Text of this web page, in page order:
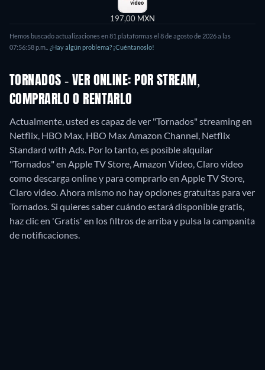
197,00 MXN
Hemos buscado actualizaciones en81 plataformas el 8 de agosto de 2026a las
07:56:58 p.m.
¿Hay algún problema? ¡Cuéntanoslo!
TORNADOS - VER ONLINE: POR STREAM,
COMPRARLO O RENTARLO
Actualmente, usted es capaz de ver "Tornados" streaming en
Netflix, HBO Max, HBO Max Amazon Channel, Netflix
Standard with Ads. Por lo tanto, es posible alquilar
"Tornados" en Apple TV Store, Amazon Video, Claro video
como descarga online y para comprarlo en Apple TV Store,
Claro video.Ahora mismo no hay opciones gratuitas para ver
Tornados. Si quieres saber cuándo estará disponible gratis,
haz clic en 'Gratis' en los filtros de arriba y pulsa la campanita
de notificaciones.